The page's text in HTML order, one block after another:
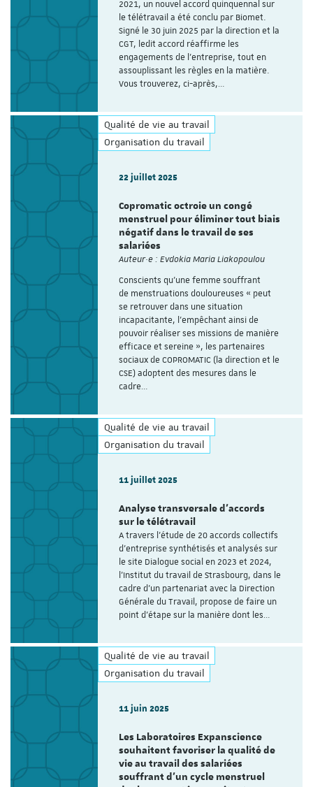
2021, un nouvel accord quinquennal sur
le télétravail a été conclu par Biomet.
Signé le 30 juin 2025 par la direction et la
CGT, ledit accord réaffirme les
engagements de l’entreprise, tout en
assouplissant les règles en la matière.
Vous trouverez, ci-après,…
Qualité de vie au travail
Organisation du travail
22 juillet 2025
Copromatic octroie un congé
menstruel pour éliminer tout biais
négatif dans le travail de ses
salariées
Auteur·e : Evdokia Maria Liakopoulou
Conscients qu'une femme souffrant
de menstruations douloureuses « peut
se retrouver dans une situation
incapacitante, l'empêchant ainsi de
pouvoir réaliser ses missions de manière
efficace et sereine », les partenaires
sociaux de COPROMATIC (la direction et le
CSE) adoptent des mesures dans le
cadre…
Qualité de vie au travail
Organisation du travail
11 juillet 2025
Analyse transversale d'accords
sur le télétravail
A travers l’étude de 20 accords collectifs
d’entreprise synthétisés et analysés sur
le site Dialogue social en 2023 et 2024,
l'Institut du travail de Strasbourg, dans le
cadre d'un partenariat avec la Direction
Générale du Travail, propose de faire un
point d’étape sur la manière dont les…
Qualité de vie au travail
Organisation du travail
11 juin 2025
Les Laboratoires Expanscience
souhaitent favoriser la qualité de
vie au travail des salariées
souffrant d’un cycle menstruel